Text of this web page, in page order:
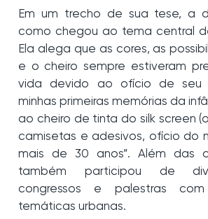
Em um trecho de sua tese, a
como chegou ao tema central
Ela alega que as cores, as
e o cheiro sempre estiveram
vida devido ao ofício de seu
minhas primeiras memórias da
ao cheiro de tinta do silk screen
camisetas e adesivos, ofício do
mais de 30 anos”. Além das
também participou de
congressos e palestras
temáticas urbanas.